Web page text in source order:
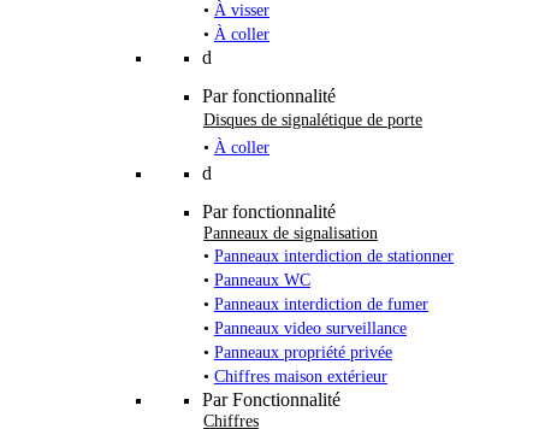
• À visser
• À coller
d
Par fonctionnalité
Disques de signalétique de porte
• À coller
d
Par fonctionnalité
Panneaux de signalisation
• Panneaux interdiction de stationner
• Panneaux WC
• Panneaux interdiction de fumer
• Panneaux video surveillance
• Panneaux propriété privée
• Chiffres maison extérieur
Par Fonctionnalité
Chiffres